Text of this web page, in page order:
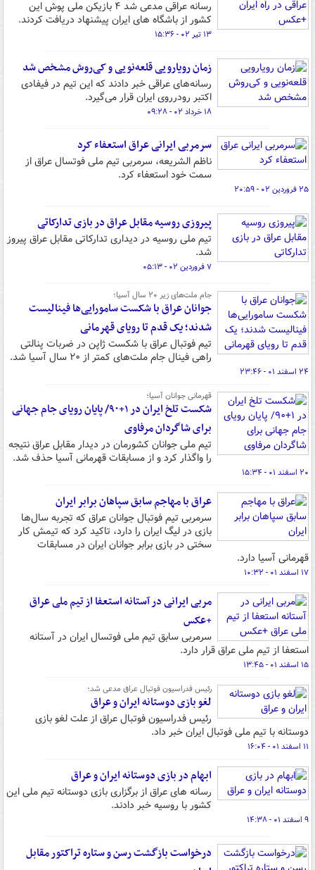
رسانه عراقی مدعی شد ۴ بازیکن ملی پوش این
کشور از باشگاه های ایران پیشنهاد دریافت کردند.
۱۳ تیر ۰۲ - ۱۵:۳۶
زمان رویارویی قلعه‌نویی و کی‌روش مشخص شد
رسانه‌های عراقی خبر دادند که این تیم در فیفادی
اکتبر رودرروی ایران قرار می‌گیرد.
۱۸ خرداد ۰۲ - ۰۹:۲۸
سرمربی ایرانی عراق استعفاء کرد
ناظم الشریعه، سرمربی تیم ملی فوتسال عراق از
سمت خود استعفاء کرد.
۲۵ فروردین ۰۲ - ۲۰:۵۹
پیروزی روسیه مقابل عراق در بازی تدارکاتی
تیم ملی روسیه در دیداری تدارکاتی مقابل عراق پیروز
شد.
۷ فروردین ۰۲ - ۰۵:۱۳
جام ملت‌های زیر ۲۰ سال آسیا؛
جوانان عراق با شکست سامورایی‌ها فینالیست
شدند؛ یک قدم تا رویای قهرمانی
تیم فوتبال عراق با شکست ژاپن در ضربات پنالتی
راهی فینال جام ملت‌های کمتر از ۲۰ سال آسیا شد.
۲۴ اسفند ۰۱ - ۲۳:۴۶
قهرمانی جوانان آسیا؛
شکست تلخ ایران در ۱+۹۰/ پایان رویای جام جهانی
برای شاگردان مرفاوی
تیم ملی جوانان کشورمان در دیدار مقابل عراق نتیجه
را واگذار کرد و از مسابقات قهرمانی آسیا حذف شد.
۲۰ اسفند ۰۱ - ۱۵:۳۴
عراق با مهاجم سابق سپاهان برابر ایران
سرمربی تیم فوتبال جوانان عراق که تجربه سال‌ها
بازی در لیگ ایران را دارد، تاکید کرد که تیمش کار
سختی در بازی برابر جوانان ایران در مسابقات
قهرمانی آسیا دارد.
۱۷ اسفند ۰۱ - ۱۰:۳۲
مربی ایرانی در آستانه استعفا از تیم ملی عراق
+عکس
سرمربی سابق تیم ملی فوتسال ایران در آستانه
استعفا از تیم ملی عراق قرار دارد.
۱۵ اسفند ۰۱ - ۱۳:۴۵
رئیس فدراسیون فوتبال عراق مدعی شد؛
لغو بازی دوستانه ایران و عراق
رئیس فدراسیون فوتبال عراق از علت لغو بازی
دوستانه با تیم ملی فوتبال ایران خبر داد.
۱۱ اسفند ۰۱ - ۱۶:۰۴
ابهام در بازی دوستانه ایران و عراق
رسانه های عراق از برگزاری بازی دوستانه تیم ملی این
کشور با روسیه خبر دادند.
۹ اسفند ۰۱ - ۱۴:۳۸
درخواست بازگشت رسن و ستاره تراکتور مقابل